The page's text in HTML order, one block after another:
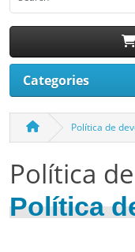
Categories
Política de
Política
Política